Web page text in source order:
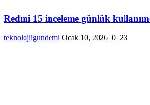
Redmi 15 inceleme günlük
teknolojiigundemi Ocak 10, 2026 0 23